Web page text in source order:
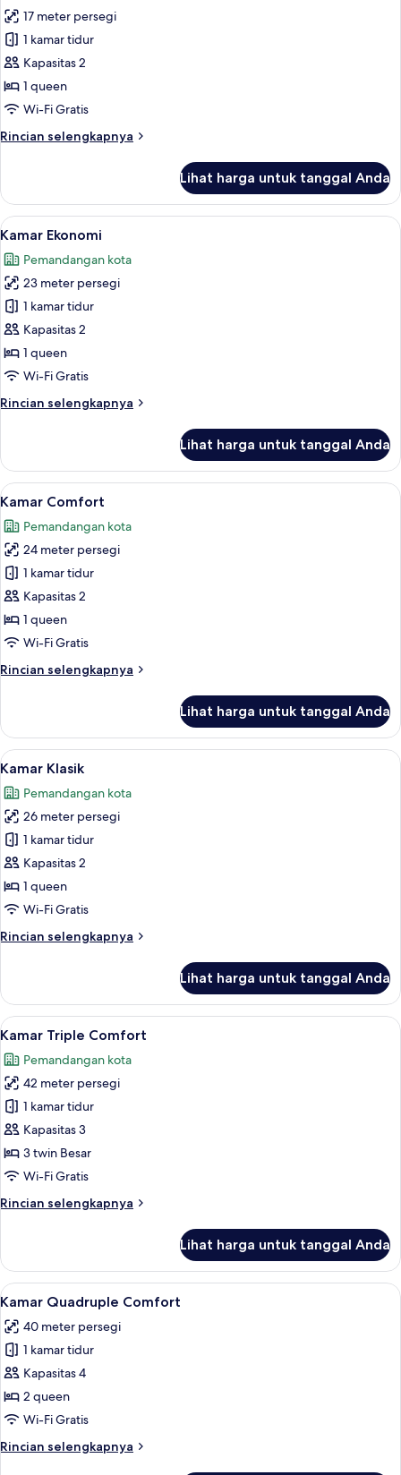
foto
untuk
Kamar
Double
Basic
17 meter persegi
1 kamar tidur
Kapasitas 2
1 queen
Wi-Fi Gratis
Rincian selengkapnya
Rincian
Kamar
Double
Basic
Lihat harga untuk tanggal Anda
Lihat
semua
foto
untuk
Kamar
Ekonomi
Kamar Ekonomi | Seprai antialergi,
7
Kamar Ekonomi
Pemandangan kota
23 meter persegi
1 kamar tidur
Kapasitas 2
1 queen
Wi-Fi Gratis
Rincian selengkapnya
Rincian
Kamar
Ekonomi
Lihat harga untuk tanggal Anda
Lihat
semua
foto
untuk
Kamar
Comfort
Kamar Comfort | Pemandangan dari
8
Kamar Comfort
Pemandangan kota
24 meter persegi
1 kamar tidur
Kapasitas 2
1 queen
Wi-Fi Gratis
Rincian selengkapnya
Rincian
Kamar
Comfort
Lihat harga untuk tanggal Anda
Lihat
semua
foto
untuk
Kamar
Klasik
Kamar Klasik | Seprai antialergi,
9
Kamar Klasik
Pemandangan kota
26 meter persegi
1 kamar tidur
Kapasitas 2
1 queen
Wi-Fi Gratis
Rincian selengkapnya
Rincian
Kamar
Klasik
Lihat harga untuk tanggal Anda
Lihat
semua
foto
untuk
Kamar
Triple
Comfort
Kamar Triple Comfort |
12
Kamar Triple Comfort
Pemandangan kota
42 meter persegi
1 kamar tidur
Kapasitas 3
3 twin Besar
Wi-Fi Gratis
Rincian selengkapnya
Rincian
Kamar
Triple
Comfort
Lihat harga untuk tanggal Anda
Lihat
semua
foto
untuk
Kamar
Quadruple
Comfort
Kamar Quadruple Comfort |
13
Kamar Quadruple Comfort
40 meter persegi
1 kamar tidur
Kapasitas 4
2 queen
Wi-Fi Gratis
Rincian selengkapnya
Rincian